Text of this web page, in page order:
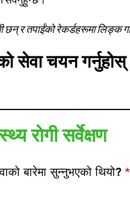
छन् र तपाईंको रेकर्डहरूमा लिङ्क
सेवा चयन गर्नुहोस्
रोगी सर्वेक्षण
बारेमा सुन्नुभएको थियो? *R